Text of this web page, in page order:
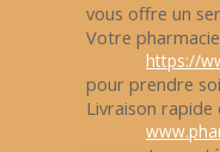
vous offre un
Votre
https://
pour prendre
Livraison